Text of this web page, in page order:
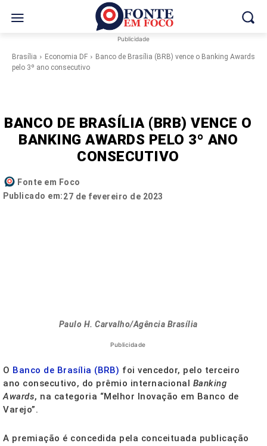
Publicidade
Brasília Economia DF
Banco de Brasília (BRB) vence o Banking Awards
pelo 3º ano consecutivo
BANCO DE BRASÍLIA (BRB) VENCE O
BANKING AWARDS PELO 3º ANO
CONSECUTIVO
Fonte em Foco
Publicado em:27 de fevereiro de 2023
Paulo H. Carvalho/Agência Brasília
Publicidade
O Banco de Brasília (BRB) foi vencedor, pelo terceiro
ano consecutivo, do prêmio internacional Banking
Awards, na categoria “Melhor Inovação em Banco de
Varejo”.
A premiação é concedida pela conceituada publicação